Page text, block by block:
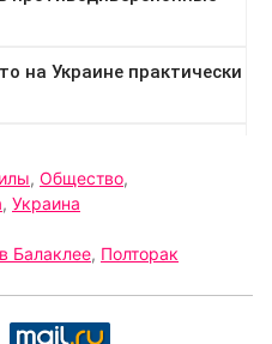
, Общество,
, Украина
Балаклее, Полторак